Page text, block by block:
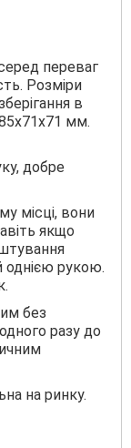
переваг
Розміри
в
мм.
добре
місці, вони
якщо
однією рукою.
без
разу до
на ринку.